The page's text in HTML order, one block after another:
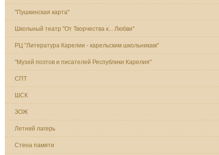
"Пушкинская карта"
Школьный театр "От Творчества к... Любви"
РЦ "Литература Карелии - карельским школьникам"
"Музей поэтов и писателей Республики Карелия"
СПТ
ШСК
ЗОЖ
Летний лагерь
Стена памяти